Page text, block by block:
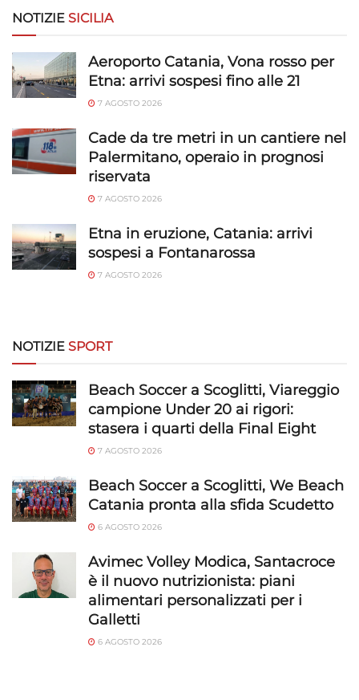
NOTIZIE SICILIA
Aeroporto Catania, Vona rosso per
Etna: arrivi sospesi fino alle 21
7 AGOSTO 2026
Cade da tre metri in un cantiere nel
Palermitano, operaio in prognosi
riservata
7 AGOSTO 2026
Etna in eruzione, Catania: arrivi
sospesi a Fontanarossa
7 AGOSTO 2026
NOTIZIE SPORT
Beach Soccer a Scoglitti, Viareggio
campione Under 20 ai rigori:
stasera i quarti della Final Eight
7 AGOSTO 2026
Beach Soccer a Scoglitti, We Beach
Catania pronta alla sfida Scudetto
6 AGOSTO 2026
Avimec Volley Modica, Santacroce
è il nuovo nutrizionista: piani
alimentari personalizzati per i
Galletti
6 AGOSTO 2026